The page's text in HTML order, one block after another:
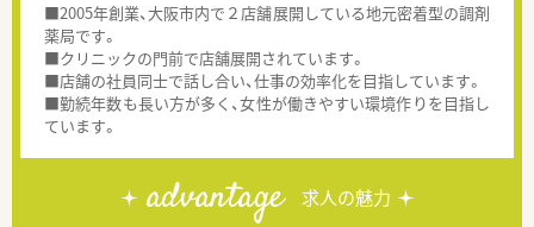
■2005年創業、大阪市内で２店舗展開している地元密着型の調剤
薬局です。
■クリニックの門前で店舗展開されています。
■店舗の社員同士で話し合い、仕事の効率化を目指しています。
■勤続年数も長い方が多く、女性が働きやすい環境作りを目指し
ています。
advantage 求人の魅力